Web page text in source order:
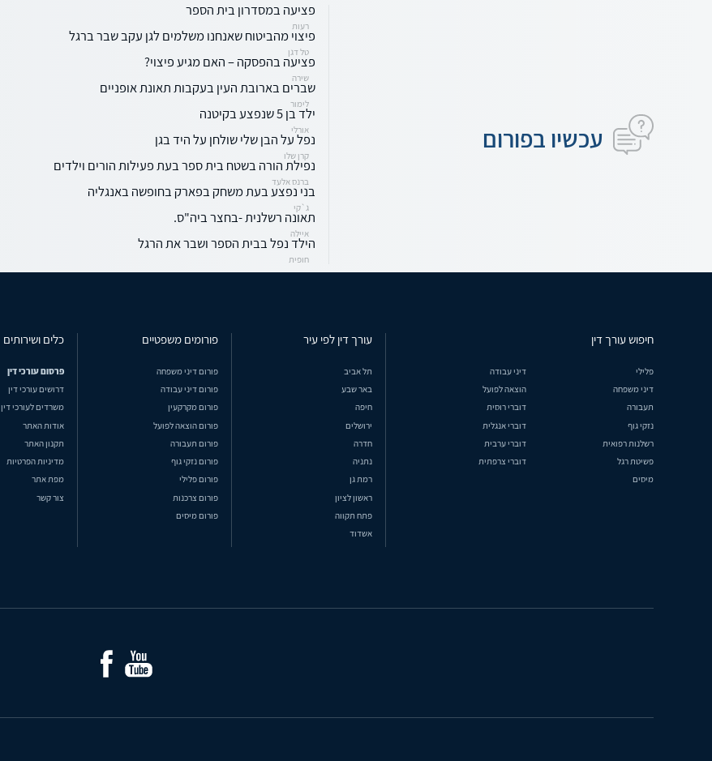
עכשיו בפורום
פציעה במסדרון בית הספר
רעות
פיצוי מהביטוח שאנחנו משלמים לגן עקב שבר ברגל
טל דגן
פציעה בהפסקה – האם מגיע פיצוי?
שירה
שברים בארובת העין בעקבות תאונת אופניים
לימור
ילד בן 5 שנפצע בקיטנה
אורלי
נפל על הבן שלי שולחן על היד בגן
קרן שלו
נפילת הורה בשטח בית ספר בעת פעילות הורים וילדים
ברנס אלעד
בני נפצע בעת משחק בפארק בחופשה באנגליה
ג`קי
תאונה רשלנית -בחצר ביה"ס.
איילה
הילד נפל בבית הספר ושבר את הרגל
חופית
חיפוש עורך דין
פלילי
דיני עבודה
דיני משפחה
הוצאה לפועל
תעבורה
דוברי רוסית
נזקי גוף
דוברי אנגלית
רשלנות רפואית
דוברי ערבית
פשיטת רגל
דוברי צרפתית
מיסים
עורך דין לפי עיר
תל אביב
באר שבע
חיפה
ירושלים
חדרה
נתניה
רמת גן
ראשון לציון
פתח תקווה
אשדוד
פורומים משפטיים
פורום דיני משפחה
פורום דיני עבודה
פורום מקרקעין
פורום הוצאה לפועל
פורום תעבורה
פורום נזקי גוף
פורום פלילי
פורום צרכנות
פורום מיסים
כלים ושירותים
פרסום עורכי דין
דרושים עורכי דין
משרדים לעורכי דין
אודות האתר
תקנון האתר
מדיניות הפרטיות
מפת אתר
צור קשר